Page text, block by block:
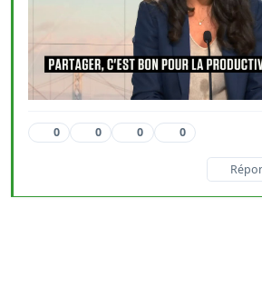
0 0 0 0